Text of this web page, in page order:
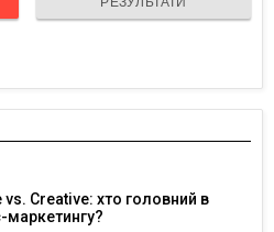
Creative: хто головний в